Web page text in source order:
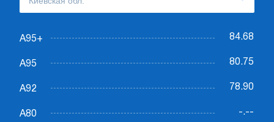
А95+ 84.68
А95 80.75
А92 78.90
А80 -.--